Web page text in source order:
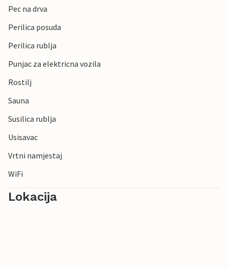
Pec na drva
Perilica posuda
Perilica rublja
Punjac za elektricna vozila
Rostilj
Sauna
Susilica rublja
Usisavac
Vrtni namjestaj
WiFi
Lokacija